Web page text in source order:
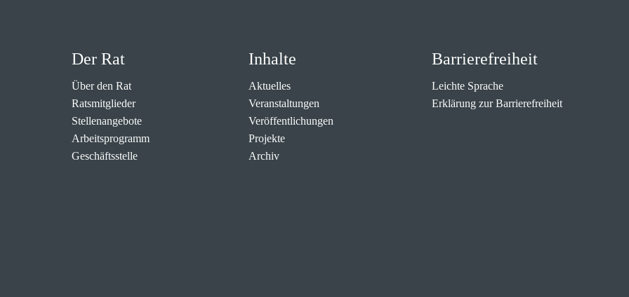
Der Rat
Über den Rat
Ratsmitglieder
Stellenangebote
Arbeitsprogramm
Geschäftsstelle
Inhalte
Aktuelles
Veranstaltungen
Veröffentlichungen
Projekte
Archiv
Barrierefreiheit
Leichte Sprache
Erklärung zur Barrierefreiheit